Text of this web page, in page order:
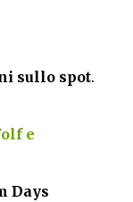
sullo spot.
e
Days